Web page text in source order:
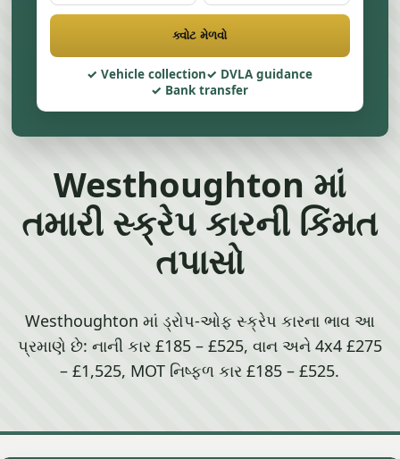
ક્વોટ મેળવો
Vehicle collection
DVLA guidance
Bank transfer
Westhoughton માં
તમારી સ્ક્રેપ કારની કિંમત
તપાસો
Westhoughton માં ડ્રોપ-ઓફ સ્ક્રેપ કારના ભાવ આ
પ્રમાણે છે: નાની કાર £185 – £525, વાન અને 4x4 £275
– £1,525, MOT નિષ્ફળ કાર £185 – £525.